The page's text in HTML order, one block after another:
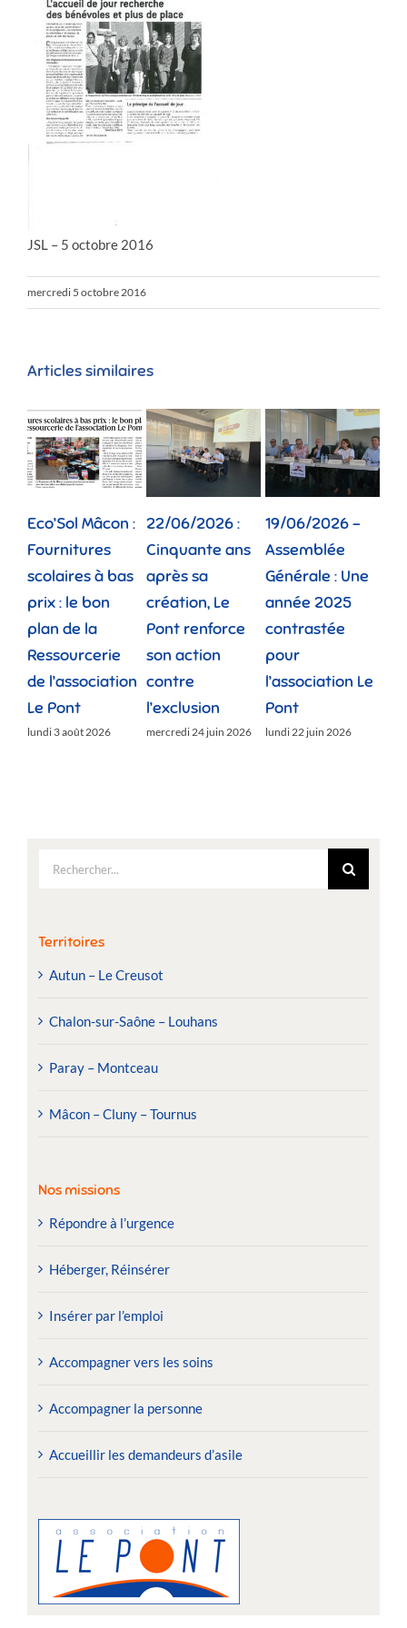
JSL – 5 octobre 2016
mercredi 5 octobre 2016
Articles similaires
Eco’Sol Mâcon :
Fournitures
scolaires à bas
prix : le bon
plan de la
Ressourcerie
de l’association
Le Pont
lundi 3 août 2026
22/06/2026 :
Cinquante ans
après sa
création, Le
Pont renforce
son action
contre
l’exclusion
mercredi 24 juin 2026
19/06/2026 –
Assemblée
Générale : Une
année 2025
contrastée
pour
l’association Le
Pont
lundi 22 juin 2026
Rechercher:
Territoires
Autun – Le Creusot
Chalon-sur-Saône – Louhans
Paray – Montceau
Mâcon – Cluny – Tournus
Nos missions
Répondre à l’urgence
Héberger, Réinsérer
Insérer par l’emploi
Accompagner vers les soins
Accompagner la personne
Accueillir les demandeurs d’asile